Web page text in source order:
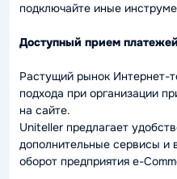
подключайте иные
Доступный прием платежей
Растущий рынок Интернет-
подхода при организации
на сайте.
Uniteller предлагает
дополнительные сервисы
оборот предприятия e-